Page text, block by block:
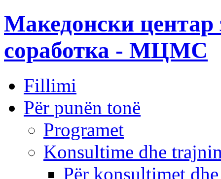
Македонски центар
соработка - МЦМС
Fillimi
Për punën tonë
Programet
Konsultime dhe
Për konsultimet